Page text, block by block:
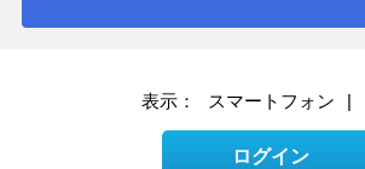
表示： スマートフォン
ログイン